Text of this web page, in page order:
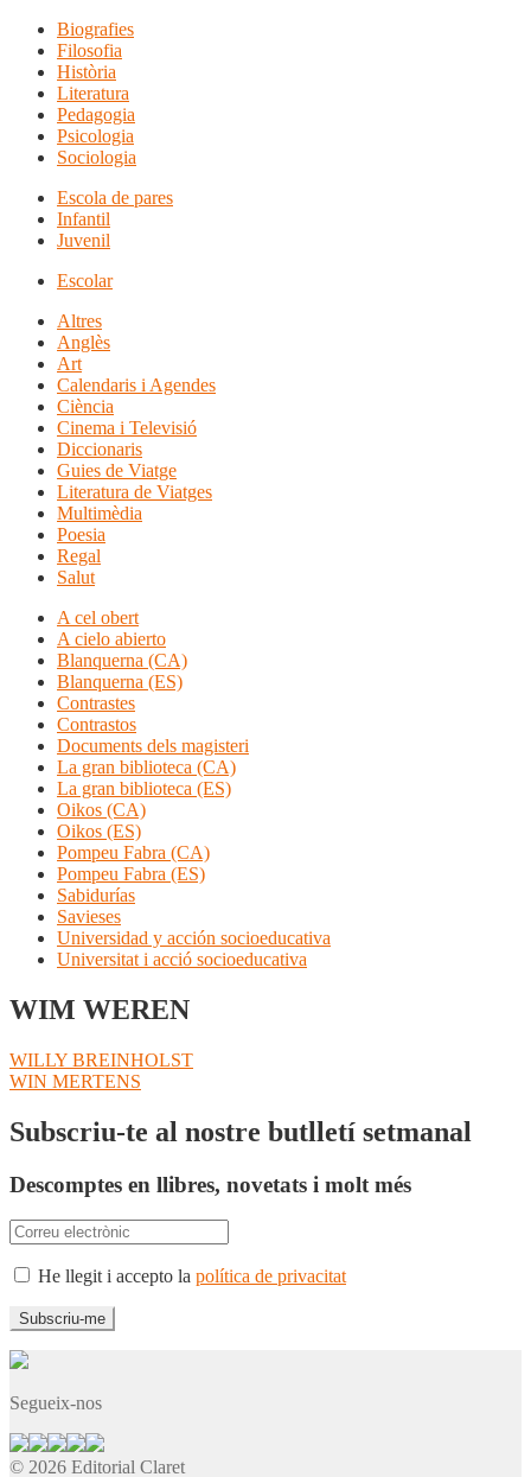
Biografies
Filosofia
Història
Literatura
Pedagogia
Psicologia
Sociologia
Escola de pares
Infantil
Juvenil
Escolar
Altres
Anglès
Art
Calendaris i Agendes
Ciència
Cinema i Televisió
Diccionaris
Guies de Viatge
Literatura de Viatges
Multimèdia
Poesia
Regal
Salut
A cel obert
A cielo abierto
Blanquerna (CA)
Blanquerna (ES)
Contrastes
Contrastos
Documents dels magisteri
La gran biblioteca (CA)
La gran biblioteca (ES)
Oikos (CA)
Oikos (ES)
Pompeu Fabra (CA)
Pompeu Fabra (ES)
Sabidurías
Savieses
Universidad y acción socioeducativa
Universitat i acció socioeducativa
WIM WEREN
Navegació
d'entrades
Entrada
anterior:
WILLY BREINHOLST
Pròxima
WIN MERTENS
Subscriu-te al nostre butlletí setmanal
Descomptes en llibres, novetats i molt més
He llegit i accepto la política de privacitat
Segueix-nos
© 2026 Editorial Claret